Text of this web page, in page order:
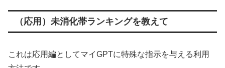
（応用）未消化帯ランキングを教えて
これは応用編としてマイGPTに特殊な指示を与える利用